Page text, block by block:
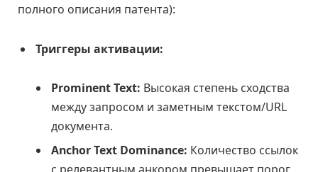
полного описания патента):
Триггеры активации:
Prominent Text: Высокая степень сходства
между запросом и заметным текстом/URL
документа.
Anchor Text Dominance: Количество ссылок